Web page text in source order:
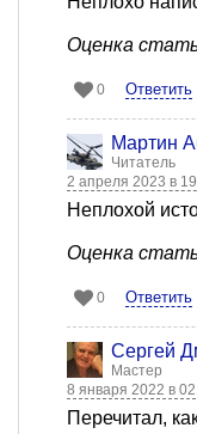
Оценка
0 Ответить
Мартин
Читатель
2 апреля 2023 в
Неплохой
Оценка
0 Ответить
Сергей
Мастер
8 января 2022 в
Перечитал,